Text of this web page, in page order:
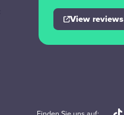
View reviews